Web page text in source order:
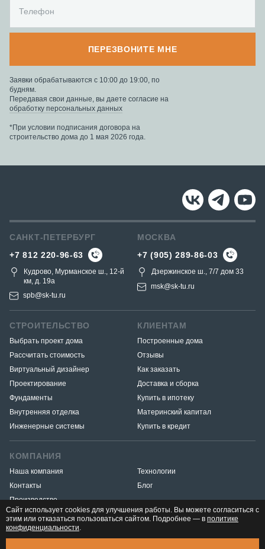
ПЕРЕЗВОНИТЕ МНЕ
Заявки обрабатываются с 10:00 до 19:00, по
будням.
Передавая свои данные, вы даете согласие на
обработку персональных данных
*При условии подписания договора на
строительство дома до 1 мая 2026 года.
САНКТ-ПЕТЕРБУРГ
+7 812 220-96-63
Кудрово, Мурманское ш., 12-й
км, д. 19a
spb@sk-tu.ru
МОСКВА
+7 (905) 289-86-03
Дзержинское ш., 7/7 дом 33
msk@sk-tu.ru
СТРОИТЕЛЬСТВО
Выбрать проект дома
Рассчитать стоимость
Виртуальный дизайнер
Проектирование
Фундаменты
Внутренняя отделка
Инженерные системы
КЛИЕНТАМ
Построенные дома
Отзывы
Как заказать
Доставка и сборка
Купить в ипотеку
Материнский капитал
Купить в кредит
КОМПАНИЯ
Наша компания
Контакты
Производство
Технологии
Блог
Разработка и продвижение
Сайт использует cookies для улучшения работы. Вы можете согласиться с
этим или отказаться пользоваться сайтом. Подробнее — в политике
конфиденциальности.